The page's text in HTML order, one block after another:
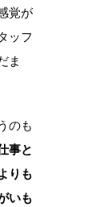
覚が
ッフ
ま
のも
事と
りも
いも